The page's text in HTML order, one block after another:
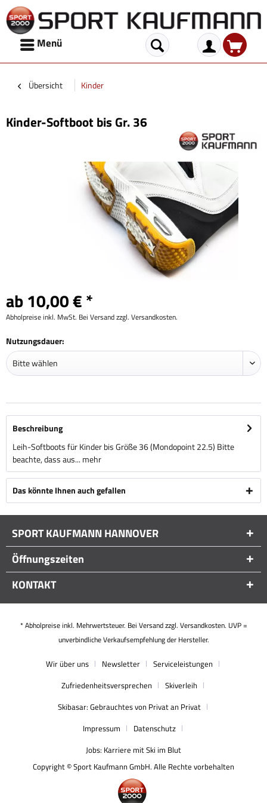
Menü
Übersicht Kinder
Kinder-Softboot bis Gr. 36
ab 10,00 € *
Abholpreise inkl. MwSt. Bei Versand zzgl. Versandkosten.
Nutzungsdauer:
Beschreibung
Leih-Softboots für Kinder bis Größe 36 (Mondopoint 22.5) Bitte
beachte, dass aus... mehr
Das könnte Ihnen auch gefallen
SPORT KAUFMANN HANNOVER
Öffnungszeiten
KONTAKT
* Abholpreise inkl. Mehrwertsteuer. Bei Versand zzgl. Versandkosten. UVP =
unverbindliche Verkaufsempfehlung der Hersteller.
Wir über uns Newsletter
Serviceleistungen
Zufriedenheitsversprechen
Skiverleih
Skibasar: Gebrauchtes von Privat an Privat
Impressum
Datenschutz
Jobs: Karriere mit Ski im Blut
Copyright © Sport Kaufmann GmbH. Alle Rechte vorbehalten